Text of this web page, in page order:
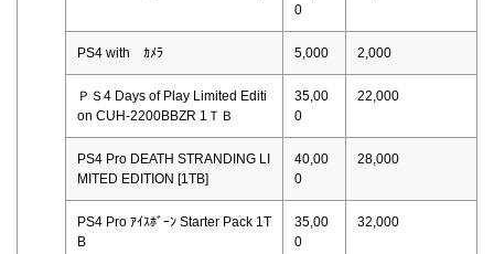
0
PS4 with ｶﾒﾗ 5,000 2,000
ＰＳ4 Days of Play Limited Editi
on CUH-2200BBZR 1ＴＢ
35,00
0
22,000
PS4 Pro DEATH STRANDING LI
MITED EDITION [1TB]
40,00
0
28,000
PS4 Pro ｱｲｽﾎﾞｰﾝ Starter Pack 1T
B
35,00
0
32,000